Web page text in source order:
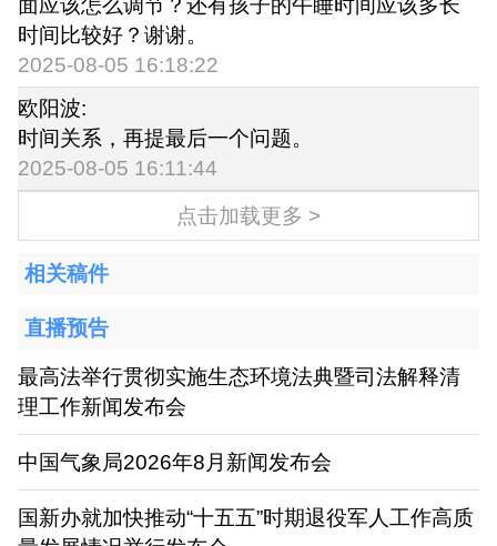
面应该怎么调节？还有孩子的午睡时间应该多长
时间比较好？谢谢。
2025-08-05 16:18:22
欧阳波:
时间关系，再提最后一个问题。
2025-08-05 16:11:44
点击加载更多 >
相关稿件
直播预告
最高法举行贯彻实施生态环境法典暨司法解释清
理工作新闻发布会
中国气象局2026年8月新闻发布会
国新办就加快推动“十五五”时期退役军人工作高质